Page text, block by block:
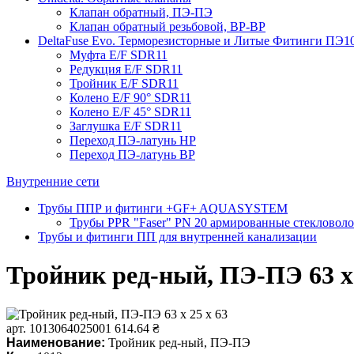
Клапан обратный, ПЭ-ПЭ
Клапан обратный резьбовой, ВР-ВР
DeltaFuse Evo. Терморезисторные и Литые Фитинги
Муфта E/F SDR11
Редукция E/F SDR11
Тройник E/F SDR11
Колено E/F 90° SDR11
Колено E/F 45° SDR11
Заглушка E/F SDR11
Переход ПЭ-латунь НР
Переход ПЭ-латунь ВР
Внутренние сети
Трубы ППР и фитинги +GF+ AQUASYSTEM
Трубы PPR "Faser" PN 20 армированные
Трубы и фитинги ПП для внутренней канализации
Тройник ред-ный, ПЭ-ПЭ 63 х
арт. 1013064025001 614.64 ₴
Наименование: Тройник ред-ный, ПЭ-ПЭ